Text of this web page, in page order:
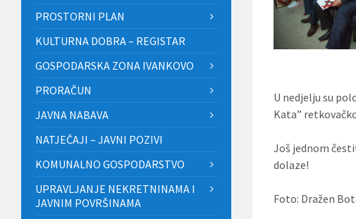
U nedjelju su
Kata”
Još jednom
dolaze!
Foto: Dražen
PROSTORNI PLAN
KULTURNA DOBRA – REGISTAR
GOSPODARSKA ZONA IVANKOVO
PRORAČUN
JAVNA NABAVA
NATJEČAJI – JAVNI POZIVI
KOMUNALNO GOSPODARSTVO
UPRAVLJANJE NEKRETNINAMA I
JAVNIM POVRŠINAMA